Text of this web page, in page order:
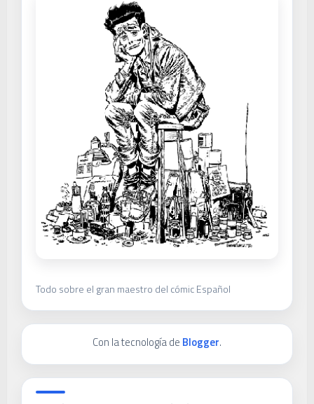
Todo sobre el gran maestro del cómic Español
Con la tecnología de Blogger.